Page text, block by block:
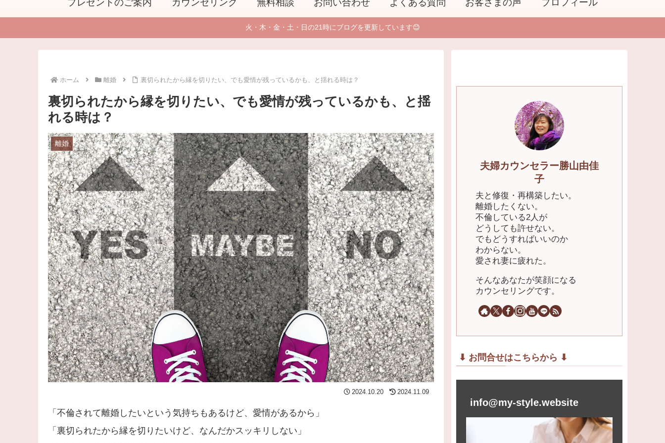
プレゼントのご案内 カウンセリング 無料相談 お問い合わせ よくある質問 お客さまの声 プロフィール
火・木・金・土・日の21時にブログを更新しています😊
ホーム 離婚 裏切られたから縁を切りたい、でも愛情が残っているかも、と揺れる時は？
裏切られたから縁を切りたい、でも愛情が残っているかも、と揺
れる時は？
離婚
2024.10.20 2024.11.09
「不倫されて離婚したいという気持ちもあるけど、愛情があるから」
「裏切られたから縁を切りたいけど、なんだかスッキリしない」
夫婦カウンセラー勝山由佳
子
夫と修復・再構築したい。
離婚したくない。
不倫している2人が
どうしても許せない。
でもどうすればいいのか
わからない。
愛され妻に疲れた。
そんなあなたが笑顔になる
カウンセリングです。
⬇︎ お問合せはこちらから ⬇︎
info@my-style.website